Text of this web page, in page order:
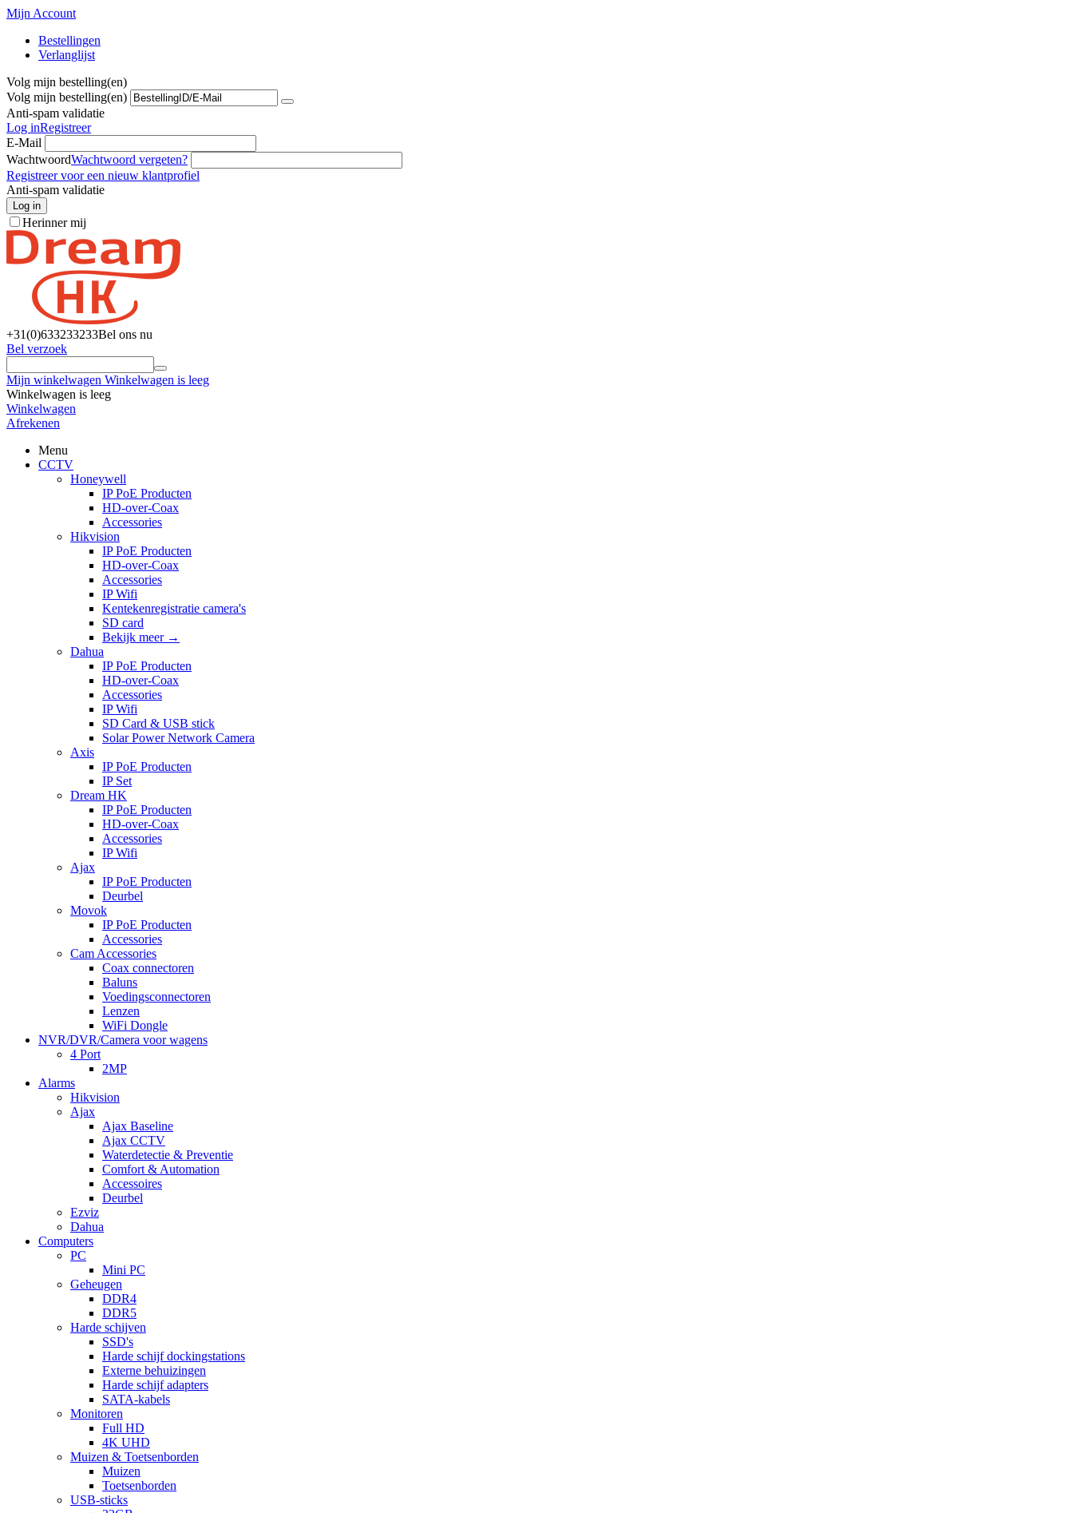
Mijn Account
Bestellingen
Verlanglijst
Volg mijn bestelling(en)
Volg mijn bestelling(en)
Anti-spam validatie
Log inRegistreer
E-Mail
WachtwoordWachtwoord vergeten?
Registreer voor een nieuw klantprofiel
Anti-spam validatie
Log in
Herinner mij
+31(0)633233233Bel ons nu
Bel verzoek
Mijn winkelwagen Winkelwagen is leeg
Winkelwagen is leeg
Winkelwagen
Afrekenen
Menu
CCTV
Honeywell
IP PoE Producten
HD-over-Coax
Accessories
Hikvision
IP PoE Producten
HD-over-Coax
Accessories
IP Wifi
Kentekenregistratie camera's
SD card
Bekijk meer →
Dahua
IP PoE Producten
HD-over-Coax
Accessories
IP Wifi
SD Card & USB stick
Solar Power Network Camera
Axis
IP PoE Producten
IP Set
Dream HK
IP PoE Producten
HD-over-Coax
Accessories
IP Wifi
Ajax
IP PoE Producten
Deurbel
Movok
IP PoE Producten
Accessories
Cam Accessories
Coax connectoren
Baluns
Voedingsconnectoren
Lenzen
WiFi Dongle
NVR/DVR/Camera voor wagens
4 Port
2MP
Alarms
Hikvision
Ajax
Ajax Baseline
Ajax CCTV
Waterdetectie & Preventie
Comfort & Automation
Accessoires
Deurbel
Ezviz
Dahua
Computers
PC
Mini PC
Geheugen
DDR4
DDR5
Harde schijven
SSD's
Harde schijf dockingstations
Externe behuizingen
Harde schijf adapters
SATA-kabels
Monitoren
Full HD
4K UHD
Muizen & Toetsenborden
Muizen
Toetsenborden
USB-sticks